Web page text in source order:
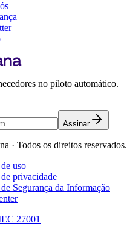
no piloto automático.
Assinar
· Todos os direitos reservados.
uso
privacidade
Segurança da Informação